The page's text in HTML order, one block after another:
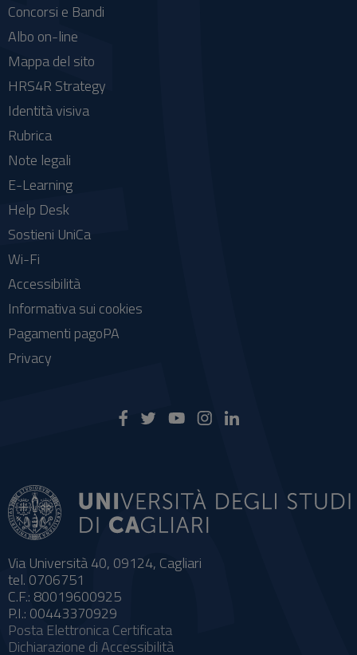
Via Università 40, 09124, Cagliari
tel. 0706751
C.F.: 80019600925
P.I.: 00443370929
Posta Elettronica Certificata
Dichiarazione di Accessibilità
Concorsi e Bandi
Albo on-line
Mappa del sito
HRS4R Strategy
Identità visiva
Rubrica
Note legali
E-Learning
Help Desk
Sostieni UniCa
Wi-Fi
Accessibilità
Informativa sui cookies
Pagamenti pagoPA
Privacy